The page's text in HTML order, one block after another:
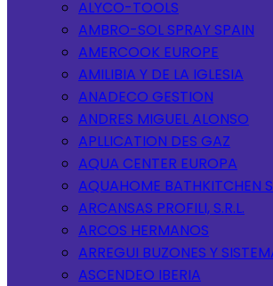
ALYCO-TOOLS
AMBRO-SOL SPRAY SPAIN
AMERCOOK EUROPE
AMILIBIA Y DE LA IGLESIA
ANADECO GESTION
ANDRES MIGUEL ALONSO
APLLICATION DES GAZ
AQUA CENTER EUROPA
AQUAHOME BATHKITCHEN
ARCANSAS PROFILI, S.R.L.
ARCOS HERMANOS
ARREGUI BUZONES Y
ASCENDEO IBERIA